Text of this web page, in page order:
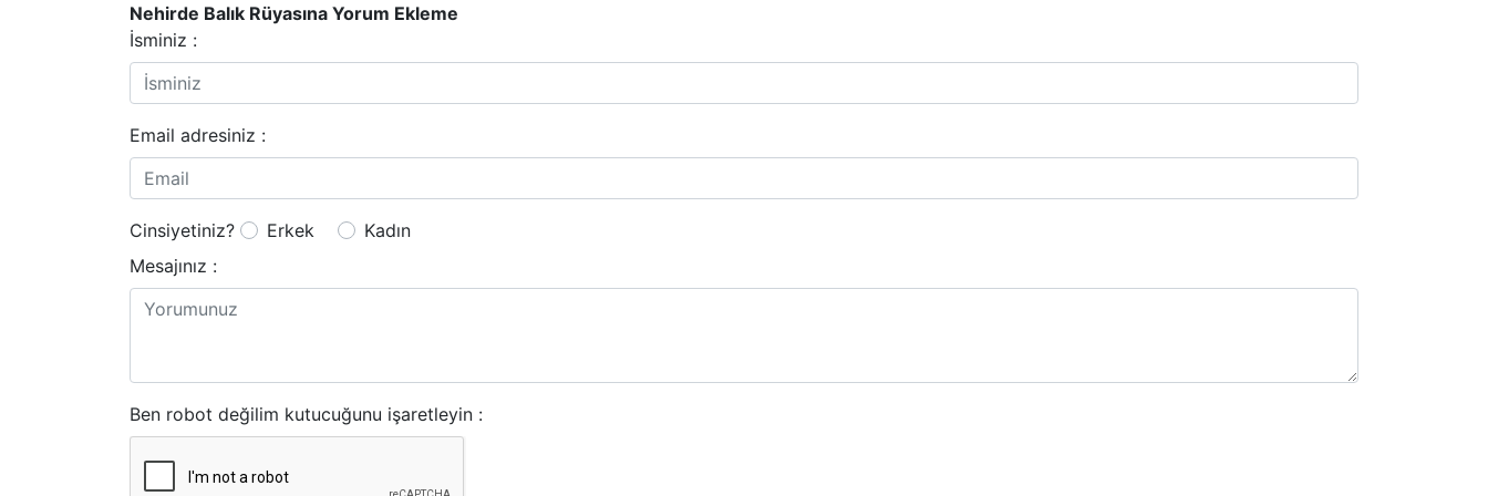
Nehirde Balık Rüyasına Yorum Ekleme
İsminiz :
Email adresiniz :
Cinsiyetiniz? Erkek
Kadın
Mesajınız :
Ben robot değilim kutucuğunu işaretleyin :